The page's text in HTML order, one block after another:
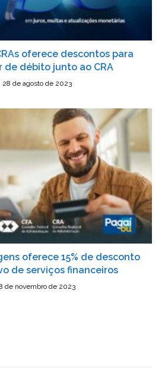
oferece descontos para
de débito junto ao CRA
28 de agosto de 2023
oferece 15% de desconto
de serviços financeiros
de novembro de 2023